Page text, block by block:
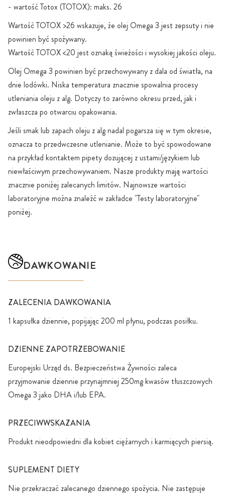
- wartość Totox (TOTOX): maks. 26
Wartość TOTOX >26 wskazuje, że olej Omega 3 jest zepsuty i nie
powinien być spożywany.
Wartość TOTOX <20 jest oznaką świeżości i wysokiej jakości oleju.
Olej Omega 3 powinien być przechowywany z dala od światła, na
dnie lodówki. Niska temperatura znacznie spowalnia procesy
utleniania oleju z alg. Dotyczy to zarówno okresu przed, jak i
zwłaszcza po otwarciu opakowania.
Jeśli smak lub zapach oleju z alg nadal pogarsza się w tym okresie,
oznacza to przedwczesne utlenianie. Może to być spowodowane
na przykład kontaktem pipety dozującej z ustami/językiem lub
niewłaściwym przechowywaniem. Nasze produkty mają wartości
znacznie poniżej zalecanych limitów. Najnowsze wartości
laboratoryjne można znaleźć w zakładce "Testy laboratoryjne"
poniżej.
DAWKOWANIE
ZALECENIA DAWKOWANIA
1 kapsułka dziennie, popijając 200 ml płynu, podczas posiłku.
DZIENNE ZAPOTRZEBOWANIE
Europejski Urząd ds. Bezpieczeństwa Żywności zaleca
przyjmowanie dziennie przynajmniej 250mg kwasów tłuszczowych
Omega 3 jako DHA i/lub EPA.
PRZECIWWSKAZANIA
Produkt nieodpowiedni dla kobiet ciężarnych i karmiących piersią.
SUPLEMENT DIETY
Nie przekraczać zalecanego dziennego spożycia. Nie zastępuje